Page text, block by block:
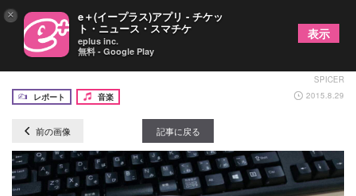
フェスで「イケる」コツ ～その３～の画像4/4
SPICER
レポート
音楽 2015.8.29
前の画像 記事に戻る
× e＋(イープラス)アプリ - チケッ
ト・ニュース・スマチケ
eplus inc.
無料 - Google Play
表示